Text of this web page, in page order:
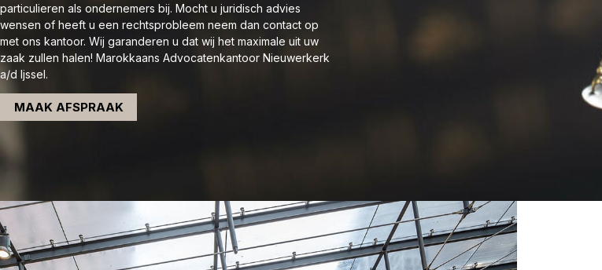
particulieren als ondernemers bij. Mocht u juridisch advies
wensen of heeft u een rechtsprobleem neem dan contact op
met ons kantoor. Wij garanderen u dat wij het maximale uit uw
zaak zullen halen! Marokkaans Advocatenkantoor Nieuwerkerk
a/d Ijssel.
MAAK AFSPRAAK